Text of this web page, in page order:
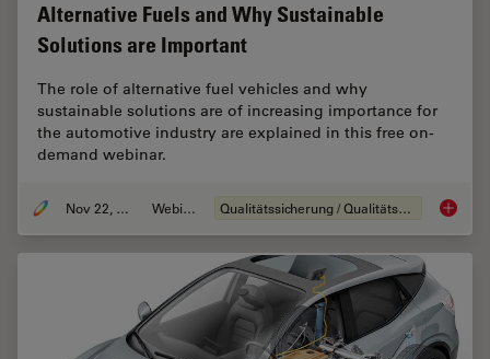
Alternative Fuels and Why Sustainable
Solutions are Important
The role of alternative fuel vehicles and why
sustainable solutions are of increasing importance for
the automotive industry are explained in this free on-
demand webinar.
Nov 22, 2022 Webinar Qualitätssicherung / Qualitätskontrolle